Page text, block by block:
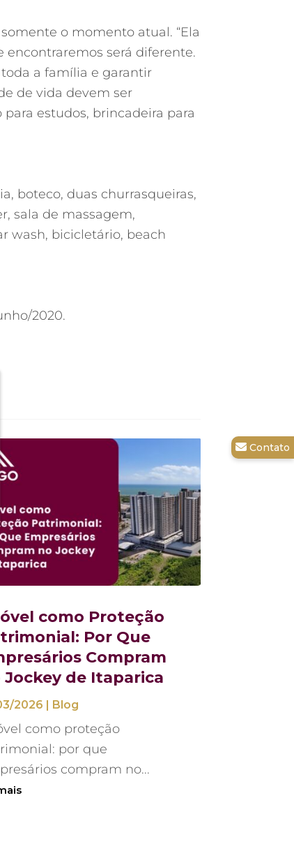
o momento atual. “Ela
encontraremos será diferente.
a família e garantir
de vida devem ser
estudos, brincadeira para
boteco, duas churrasqueiras,
sala de massagem,
wash, bicicletário, beach
2020.
como Proteção
Por Que
Compram
Jockey de Itaparica
2026 | Blog
como proteção
por que
compram no...